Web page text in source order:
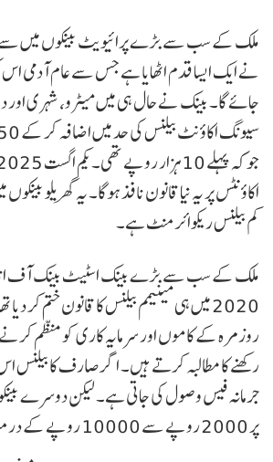
ملک کے سب سے بڑے پرائیویٹ بینکوں میں سے
نے ایک ایسا قدم اٹھایا ہے جس سے عام آدمی اس
جائے گا۔ بینک نے حال ہی میں میٹرو، شہری اور
اکاؤنٹس پر یہ نیا قانون نافذ ہوگا۔ یہ گھریلو
کم بیلنس ریکوائرمنٹ ہے۔
ملک کے سب سے بڑے بینک اسٹیٹ بینک آف
2020 میں ہی مینیمم بیلنس کا قانون ختم کر
روزمرہ کے کاموں اور سرمایہ کاری کو منظم
رکھنے کا مطالبہ کرتے ہیں۔ اگر صارف کا بیلنس
جرمانہ فیس وصول کی جاتی ہے۔ لیکن دوسرے
پر 2000 روپے سے 10000 روپے کے درمیان ہوتا ہے۔